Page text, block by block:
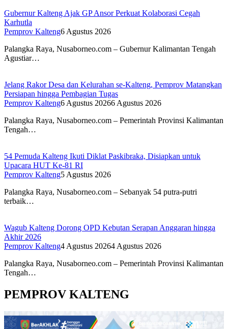
Gubernur Kalteng Ajak GP Ansor Perkuat Kolaborasi Cegah
Karhutla
Pemprov Kalteng6 Agustus 2026
Palangka Raya, Nusaborneo.com – Gubernur Kalimantan Tengah
Agustiar…
Jelang Rakor Desa dan Kelurahan se-Kalteng, Pemprov Matangkan
Persiapan hingga Pembagian Tugas
Pemprov Kalteng6 Agustus 20266 Agustus 2026
Palangka Raya, Nusaborneo.com – Pemerintah Provinsi Kalimantan
Tengah…
54 Pemuda Kalteng Ikuti Diklat Paskibraka, Disiapkan untuk
Upacara HUT Ke-81 RI
Pemprov Kalteng5 Agustus 2026
Palangka Raya, Nusaborneo.com – Sebanyak 54 putra-putri
terbaik…
Wagub Kalteng Dorong OPD Kebutan Serapan Anggaran hingga
Akhir 2026
Pemprov Kalteng4 Agustus 20264 Agustus 2026
Palangka Raya, Nusaborneo.com – Pemerintah Provinsi Kalimantan
Tengah…
PEMPROV KALTENG